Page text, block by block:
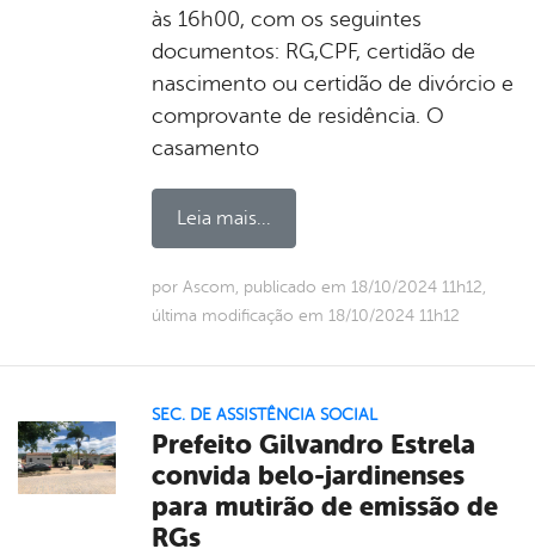
às 16h00, com os seguintes
documentos: RG,CPF, certidão de
nascimento ou certidão de divórcio e
comprovante de residência. O
casamento
Leia mais...
por Ascom, publicado em 18/10/2024 11h12,
última modificação em 18/10/2024 11h12
SEC. DE ASSISTÊNCIA SOCIAL
Prefeito Gilvandro Estrela
convida belo-jardinenses
para mutirão de emissão de
RGs